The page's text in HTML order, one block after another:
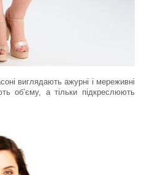
виглядають ажурні і мереживні
об’єму, а тільки підкреслюють